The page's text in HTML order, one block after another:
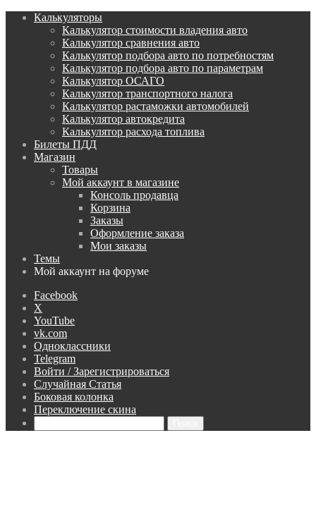
Калькуляторы
Калькулятор стоимости владения авто
Калькулятор сравнения авто
Калькулятор подбора авто по потребностям
Калькулятор подбора авто по параметрам
Калькулятор ОСАГО
Калькулятор транспортного налога
Калькулятор растаможки автомобилей
Калькулятор автокредита
Калькулятор расхода топлива
Билеты ПДД
Магазин
Товары
Мой аккаунт в магазине
Консоль продавца
Корзина
Заказы
Оформление заказа
Мои заказы
Темы
Мой аккаунт на форуме
Facebook
X
YouTube
vk.com
Одноклассники
Telegram
Войти / Зарегистрироваться
Случайная Статья
Боковая колонка
Переключение скина